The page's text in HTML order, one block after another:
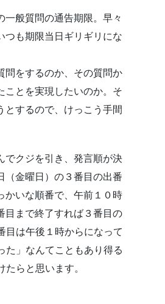
般質問の通告期限。早々
つも期限当日ギリギリにな
をするのか、その質問か
ことを実現したいのか。そ
とするので、けっこう手間
クジを引き、発言順が決
（金曜日）の３番目の出番
かいな順番で、午前１０時
目まで終了すれば３番目の
目は午後１時からになって
た」なんてこともあり得る
らと思います。